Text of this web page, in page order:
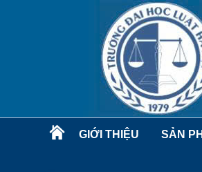
GIỚI THIỆU SẢN